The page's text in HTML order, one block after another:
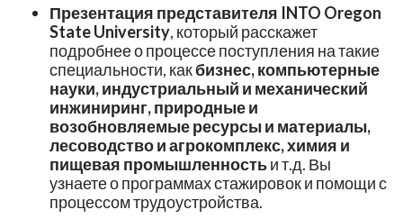
Презентация представителя INTO Oregon
State University, который расскажет
подробнее о процессе поступления на такие
специальности, какбизнес, компьютерные
науки, индустриальный и механический
инжиниринг, природные и
возобновляемые ресурсы и материалы,
лесоводство и агрокомплекс, химия и
пищевая промышленностьи т.д. Вы
узнаете о программах стажировок и помощи с
процессом трудоустройства.